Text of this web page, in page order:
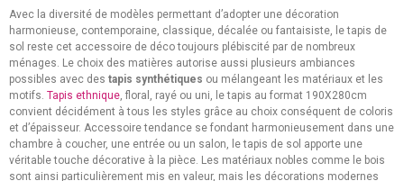
Avec la diversité de modèles permettant d’adopter une décoration
harmonieuse, contemporaine, classique, décalée ou fantaisiste, le tapis de
sol reste cet accessoire de déco toujours plébiscité par de nombreux
ménages. Le choix des matières autorise aussi plusieurs ambiances
possibles avec des tapis synthétiques ou mélangeant les matériaux et les
motifs. Tapis ethnique , floral, rayé ou uni, le tapis au format 190X280cm
convient décidément à tous les styles grâce au choix conséquent de coloris
et d’épaisseur. Accessoire tendance se fondant harmonieusement dans une
chambre à coucher, une entrée ou un salon, le tapis de sol apporte une
véritable touche décorative à la pièce. Les matériaux nobles comme le bois
sont ainsi particulièrement mis en valeur, mais les décorations modernes